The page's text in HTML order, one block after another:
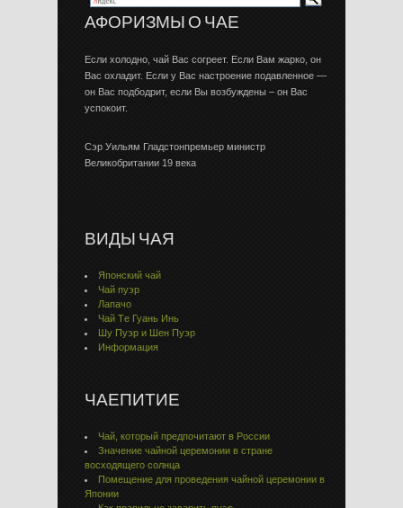
АФОРИЗМЫ О ЧАЕ
Если холодно, чай Вас согреет. Если Вам жарко, он
Вас охладит. Если у Вас настроение подавленное —
он Вас подбодрит, если Вы возбуждены – он Вас
успокоит.
Сэр Уильям Гладстонпремьер министр
Великобритании 19 века
ВИДЫ ЧАЯ
Японский чай
Чай пуэр
Лапачо
Чай Тe Гуaнь Инь
Шу Пуэр и Шен Пуэр
Информация
ЧАЕПИТИЕ
Чай, который предпочитают в России
Значение чайной церемонии в стране
восходящего солнца
Помещение для проведения чайной церемонии в
Японии